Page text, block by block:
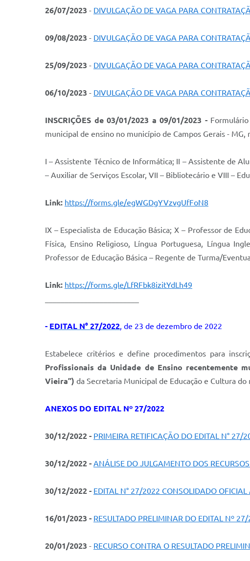
26/07/2023 - DIVULGAÇÃO DE VAGA PARA
09/08/2023 - DIVULGAÇÃO DE VAGA PARA
25/09/2023 - DIVULGAÇÃO DE VAGA PARA
06/10/2023 - DIVULGAÇÃO DE VAGA PARA
INSCRIÇÕES de 03/01/2023 a 09/01/2023 -Formulário
municipal de ensino no município de Campos Gerais - MG,
I – Assistente Técnico de Informática; II – Assistente de
– Auxiliar de Serviços Escolar, VII – Bibliotecário e VIII –
Link: https://forms.gle/egWGDgYVzvgUfFoN8
IX – Especialista de Educação Básica; X – Professor de
Física, Ensino Religioso, Língua Portuguesa, Língua
Professor de Educação Básica – Regente de Turma/
Link: https://forms.gle/LfRFbk8izitYdLh49
- EDITAL N° 27/2022, de 23 de dezembro de 2022
Estabelece critérios e define procedimentos para
Profissionais da Unidade de Ensino recentemente
Vieira”) da Secretaria Municipal de Educação e Cultura
ANEXOS DO EDITAL Nº 27/2022
30/12/2022 - PRIMEIRA RETIFICAÇÃO DO EDITAL N° 27/
30/12/2022 - ANÁLISE DO JULGAMENTO DOS
30/12/2022 - EDITAL N° 27/2022 CONSOLIDADO OFICIAL
16/01/2023 - RESULTADO PRELIMINAR DO EDITAL Nº
20/01/2023 - RECURSO CONTRA O RESULTADO